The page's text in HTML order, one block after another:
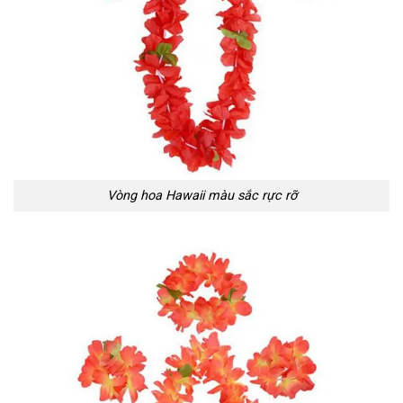
Vòng hoa Hawaii màu sắc rực rỡ